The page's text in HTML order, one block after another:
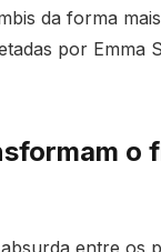
da forma
por Emma
o
entre os